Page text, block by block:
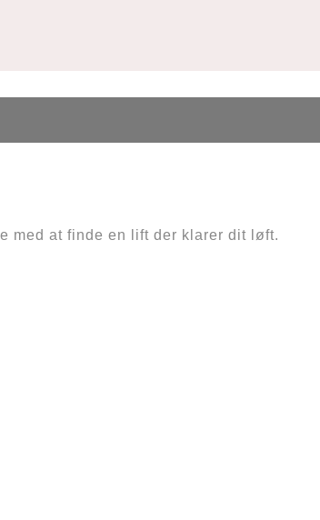
med at finde en lift der klarer dit løft.